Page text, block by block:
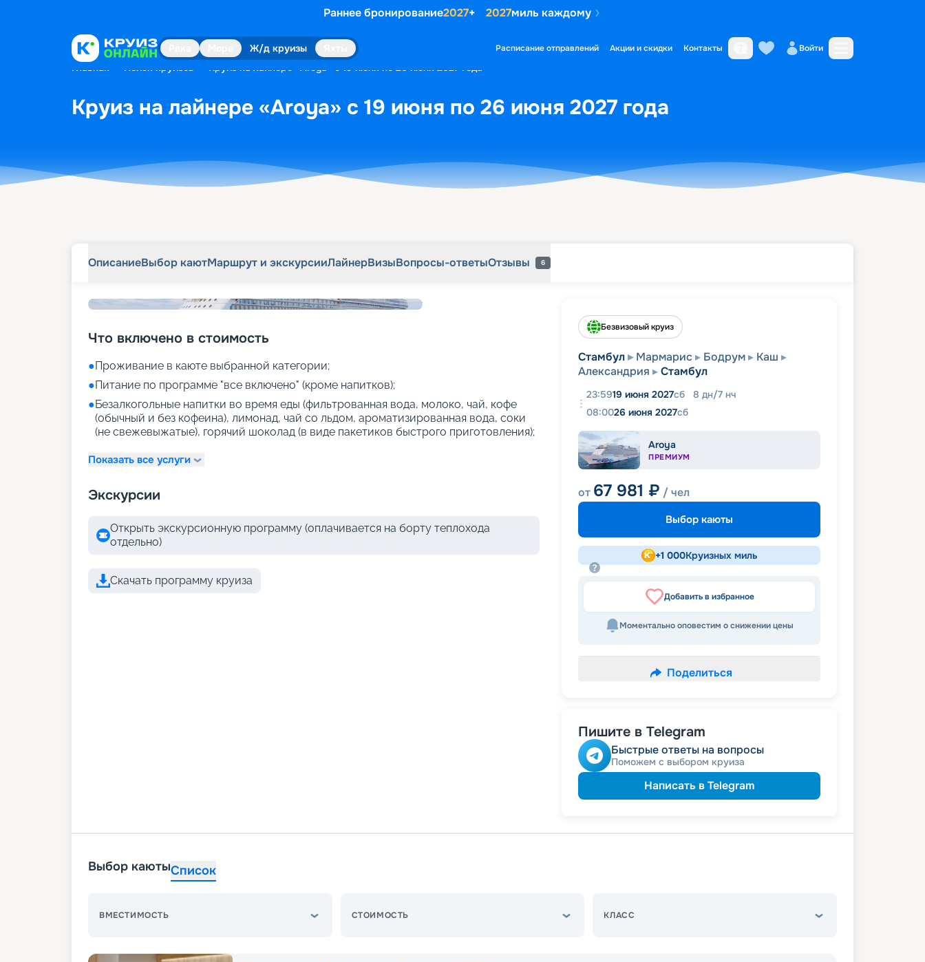
Раннее бронирование2027+ 2027миль каждому
Ж/д круизы Расписание отправлений Акции и скидки Контакты Войти
Главная Поиск круизов Круиз на лайнере «Aroya» с 19 июня по 26 июня 2027 года
Круиз на лайнере «Aroya» с 19 июня по 26 июня 2027 года
ОписаниеВыбор каютМаршрут и экскурсииЛайнерВизыВопросы-ответыОтзывы 6
Что включено в стоимость
●Проживание в каюте выбранной категории;
●Питание по программе "все включено" (кроме напитков);
●Безалкогольные напитки во время еды (фильтрованная вода, молоко, чай, кофе
(обычный и без кофеина), лимонад, чай со льдом, ароматизированная вода, соки
(не свежевыжатые), горячий шоколад (в виде пакетиков быстрого приготовления);
Показать все услуги
Экскурсии
Открыть экскурсионную программу (оплачивается на борту теплохода
отдельно)
Скачать программу круиза
Безвизовый круиз
Стамбул Мармарис Бодрум
Каш
Александрия
Стамбул
23:5919 июня 2027сб 8 дн/7 нч
08:0026 июня 2027сб
Aroya
ПРЕМИУМ
от 67 981 ₽ / чел
Выбор каюты
+1 000Круизных миль
Добавить в избранное
Моментально оповестим о снижении цены
Поделиться
Пишите в Telegram
Быстрые ответы на вопросы
Поможем с выбором круиза
Написать в Telegram
Выбор каютыСписок
ВМЕСТИМОСТЬ СТОИМОСТЬ КЛАСС